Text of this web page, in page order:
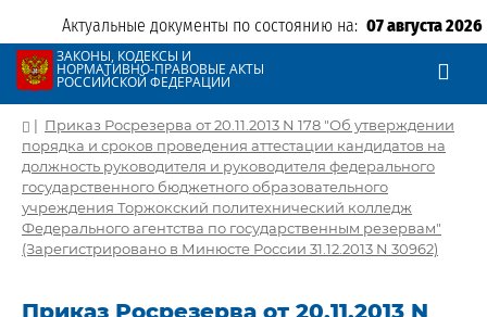
Актуальные документы по состоянию на: 07 августа 2026
ЗАКОНЫ, КОДЕКСЫ И
НОРМАТИВНО-ПРАВОВЫЕ АКТЫ
РОССИЙСКОЙ ФЕДЕРАЦИИ
| Приказ Росрезерва от 20.11.2013 N 178 "Об утверждении
порядка и сроков проведения аттестации кандидатов на
должность руководителя и руководителя федерального
государственного бюджетного образовательного
учреждения Торжокский политехнический колледж
Федерального агентства по государственным резервам"
(Зарегистрировано в Минюсте России 31.12.2013 N 30962)
Приказ Росрезерва от 20.11.2013 N